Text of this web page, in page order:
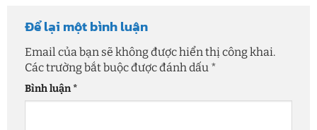
Để lại một bình luận
Email của bạn sẽ không được hiển thị công khai.
Các trường bắt buộc được đánh dấu *
Bình luận*